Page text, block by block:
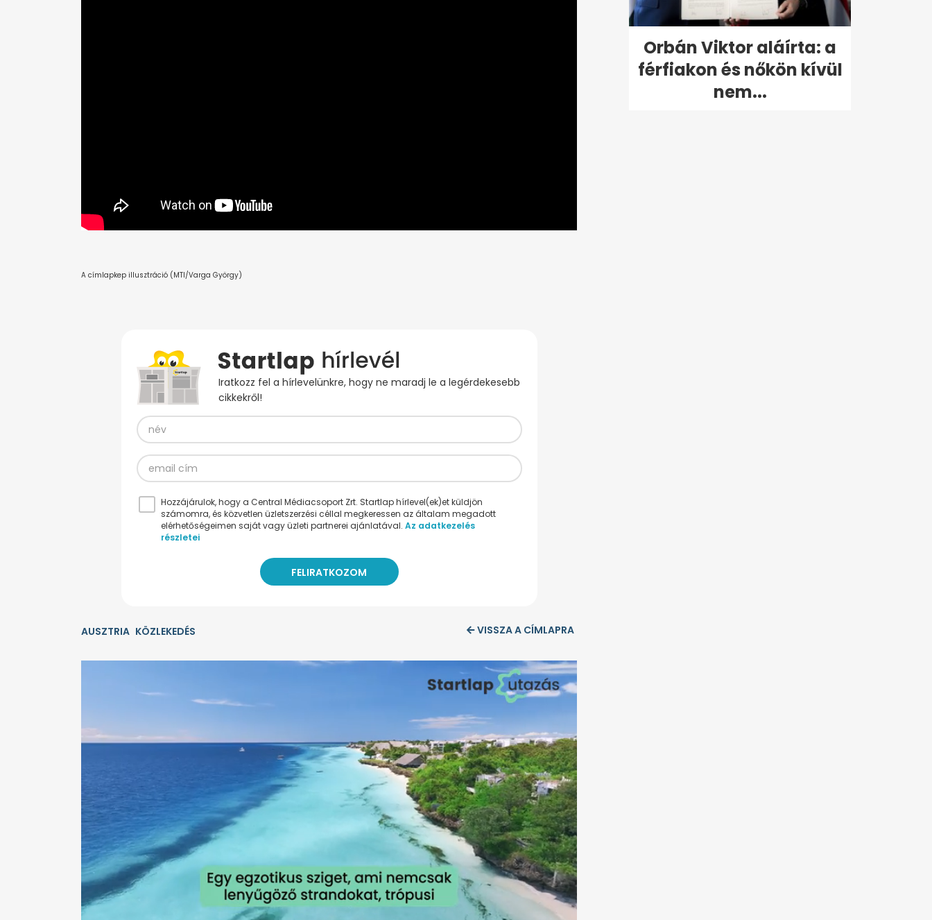
A címlapkep illusztráció (MTI/Varga György)
Iratkozz fel a hírlevelünkre, hogy ne maradj le a legérdekesebb
cikkekről!
Hozzájárulok, hogy a Central Médiacsoport Zrt. Startlap hírlevel(ek)et küldjön
számomra, és közvetlen üzletszerzési céllal megkeressen az általam megadott
elérhetőségeimen saját vagy üzleti partnerei ajánlatával. Az adatkezelés
részletei
AUSZTRIA KÖZLEKEDÉS VISSZA A CÍMLAPRA
Orbán Viktor aláírta: a
férfiakon és nőkön kívül
nem...